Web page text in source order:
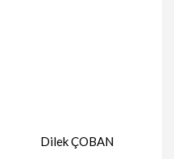
Dilek ÇOBAN